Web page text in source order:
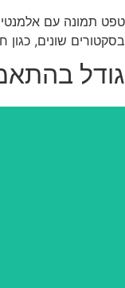
תמונה עם אלמנטים
שונים, כגון